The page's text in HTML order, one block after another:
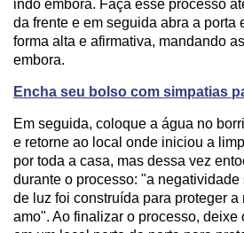
indo embora. Faça esse processo
da frente e em seguida abra a porta
forma alta e afirmativa, mandando
embora.
Encha seu bolso com simpatias
Em seguida, coloque a água no
e retorne ao local onde iniciou a
por toda a casa, mas dessa vez
durante o processo: "a
de luz foi construída para proteger a
amo". Ao finalizar o processo, deixe